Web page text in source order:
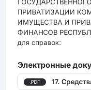
ПРИВАТИЗАЦИИ
ИМУЩЕСТВА И
ФИНАНСОВ
для справок:
Электронные
.PDF 17.